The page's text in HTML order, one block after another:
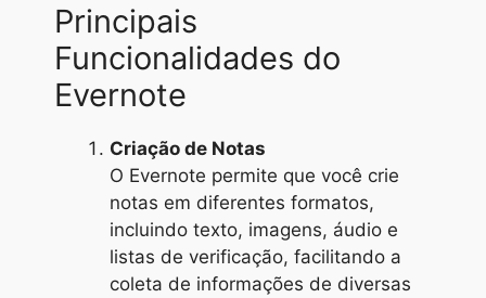
Principais
Funcionalidades do
Evernote
Criação de Notas
O Evernote permite que você crie
notas em diferentes formatos,
incluindo texto, imagens, áudio e
listas de verificação, facilitando a
coleta de informações de diversas